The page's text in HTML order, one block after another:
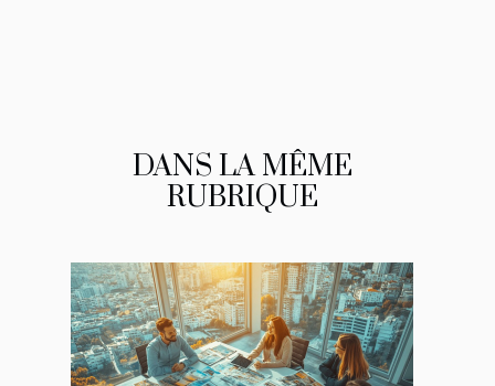
DANS LA MÊME
RUBRIQUE